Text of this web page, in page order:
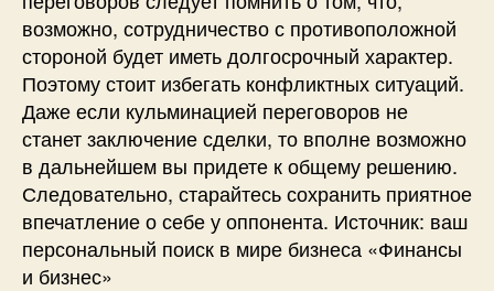
возможно, сотрудничество с противоположной
стороной будет иметь долгосрочный характер.
Поэтому стоит избегать конфликтных ситуаций.
Даже если кульминацией переговоров не
станет заключение сделки, то вполне возможно
в дальнейшем вы придете к общему решению.
Следовательно, старайтесь сохранить приятное
впечатление о себе у оппонента. Источник: ваш
персональный поиск в мире бизнеса «Финансы
и бизнес»